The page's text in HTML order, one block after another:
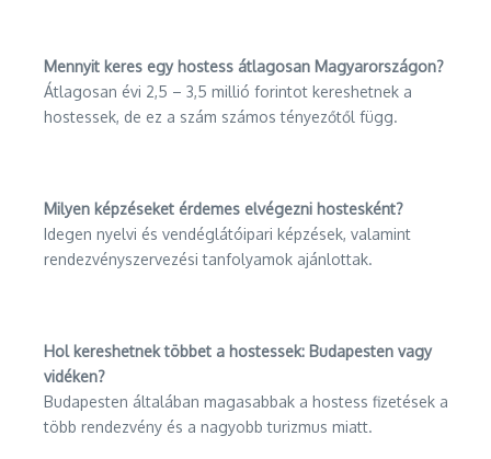
Mennyit keres egy hostess átlagosan Magyarországon?
Átlagosan évi 2,5 – 3,5 millió forintot kereshetnek a
hostessek, de ez a szám számos tényezőtől függ.
Milyen képzéseket érdemes elvégezni hostesként?
Idegen nyelvi és vendéglátóipari képzések, valamint
rendezvényszervezési tanfolyamok ajánlottak.
Hol kereshetnek többet a hostessek: Budapesten vagy
vidéken?
Budapesten általában magasabbak a hostess fizetések a
több rendezvény és a nagyobb turizmus miatt.